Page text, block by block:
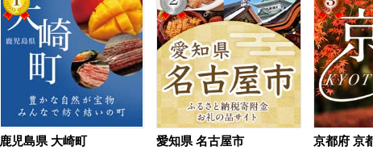
鹿児島県 大崎町 愛知県 名古屋市 京都府 京